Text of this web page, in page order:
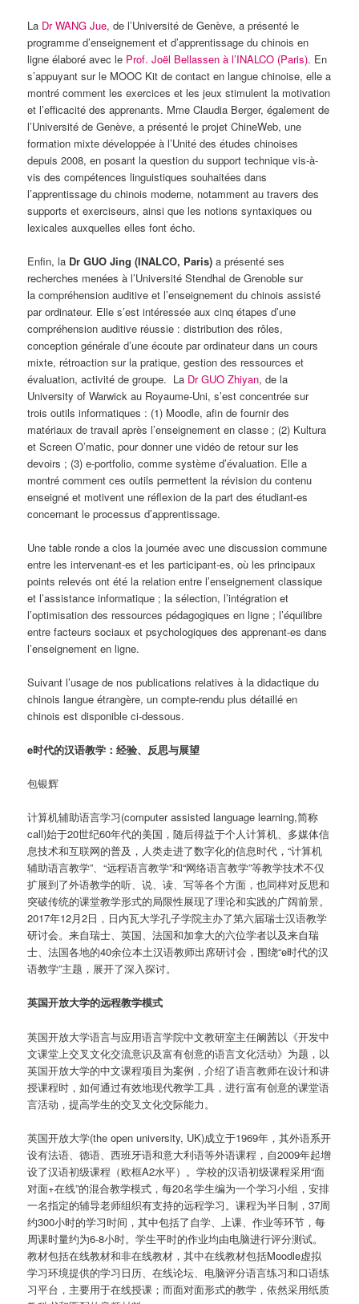
La Dr WANG Jue, de l’Université de Genève, a présenté le
programme d’enseignement et d’apprentissage du chinois en
ligne élaboré avec le Prof. Joël Bellassen à l’INALCO (Paris). En
s’appuyant sur le MOOC Kit de contact en langue chinoise, elle a
montré comment les exercices et les jeux stimulent la motivation
et l’efficacité des apprenants. Mme Claudia Berger, également de
l’Université de Genève, a présenté le projet ChineWeb, une
formation mixte développée à l’Unité des études chinoises
depuis 2008, en posant la question du support technique vis-à-
vis des compétences linguistiques souhaitées dans
l’apprentissage du chinois moderne, notamment au travers des
supports et exerciseurs, ainsi que les notions syntaxiques ou
lexicales auxquelles elles font écho.
Enfin, la Dr GUO Jing (INALCO, Paris) a présenté ses
recherches menées à l’Université Stendhal de Grenoble sur
la compréhension auditive et l’enseignement du chinois assisté
par ordinateur. Elle s’est intéressée aux cinq étapes d’une
compréhension auditive réussie : distribution des rôles,
conception générale d’une écoute par ordinateur dans un cours
mixte, rétroaction sur la pratique, gestion des ressources et
évaluation, activité de groupe. La Dr GUO Zhiyan, de la
University of Warwick au Royaume-Uni, s’est concentrée sur
trois outils informatiques : (1) Moodle, afin de fournir des
matériaux de travail après l’enseignement en classe ; (2) Kultura
et Screen O’matic, pour donner une vidéo de retour sur les
devoirs ; (3) e-portfolio, comme système d’évaluation. Elle a
montré comment ces outils permettent la révision du contenu
enseigné et motivent une réflexion de la part des étudiant-es
concernant le processus d’apprentissage.
Une table ronde a clos la journée avec une discussion commune
entre les intervenant-es et les participant-es, où les principaux
points relevés ont été la relation entre l’enseignement classique
et l’assistance informatique ; la sélection, l’intégration et
l’optimisation des ressources pédagogiques en ligne ; l’équilibre
entre facteurs sociaux et psychologiques des apprenant-es dans
l’enseignement en ligne.
Suivant l’usage de nos publications relatives à la didactique du
chinois langue étrangère, un compte-rendu plus détaillé en
chinois est disponible ci-dessous.
e时代的汉语教学：经验、反思与展望
包银辉
计算机辅助语言学习(computer assisted language learning,简称
call)始于20世纪60年代的美国，随后得益于个人计算机、多媒体信
息技术和互联网的普及，人类走进了数字化的信息时代，“计算机
辅助语言教学”、“远程语言教学”和“网络语言教学”等教学技术不仅
扩展到了外语教学的听、说、读、写等各个方面，也同样对反思和
突破传统的课堂教学形式的局限性展现了理论和实践的广阔前景。
2017年12月2日，日内瓦大学孔子学院主办了第六届瑞士汉语教学
研讨会。来自瑞士、英国、法国和加拿大的六位学者以及来自瑞
士、法国各地的40余位本土汉语教师出席研讨会，围绕“e时代的汉
语教学”主题，展开了深入探讨。
英国开放大学的远程教学模式
英国开放大学语言与应用语言学院中文教研室主任阚茜以《开发中
文课堂上交叉文化交流意识及富有创意的语言文化活动》为题，以
英国开放大学的中文课程项目为案例，介绍了语言教师在设计和讲
授课程时，如何通过有效地现代教学工具，进行富有创意的课堂语
言活动，提高学生的交叉文化交际能力。
英国开放大学(the open university, UK)成立于1969年，其外语系开
设有法语、德语、西班牙语和意大利语等外语课程，自2009年起增
设了汉语初级课程（欧框A2水平）。学校的汉语初级课程采用“面
对面+在线”的混合教学模式，每20名学生编为一个学习小组，安排
一名指定的辅导老师组织有支持的远程学习。课程为半日制，37周
约300小时的学习时间，其中包括了自学、上课、作业等环节，每
周课时量约为6-8小时。学生平时的作业均由电脑进行评分测试。
教材包括在线教材和非在线教材，其中在线教材包括Moodle虚拟
学习环境提供的学习日历、在线论坛、电脑评分语言练习和口语练
习平台，主要用于在线授课；而面对面形式的教学，依然采用纸质